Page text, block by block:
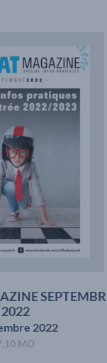
2022
2022
MO